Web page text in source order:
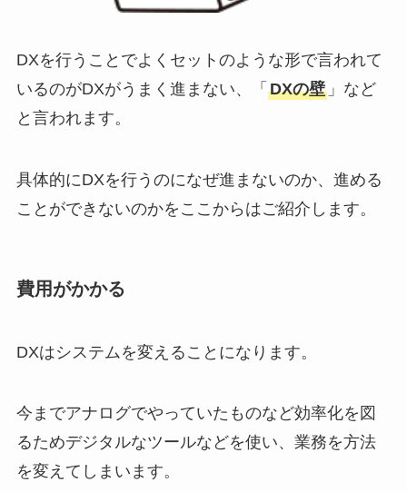
DXを行うことでよくセットのような形で言われて
いるのがDXがうまく進まない、「 DXの壁」など
と言われます。
具体的にDXを行うのになぜ進まないのか、進める
ことができないのかをここからはご紹介します。
費用がかかる
DXはシステムを変えることになります。
今までアナログでやっていたものなど効率化を図
るためデジタルなツールなどを使い、業務を方法
を変えてしまいます。